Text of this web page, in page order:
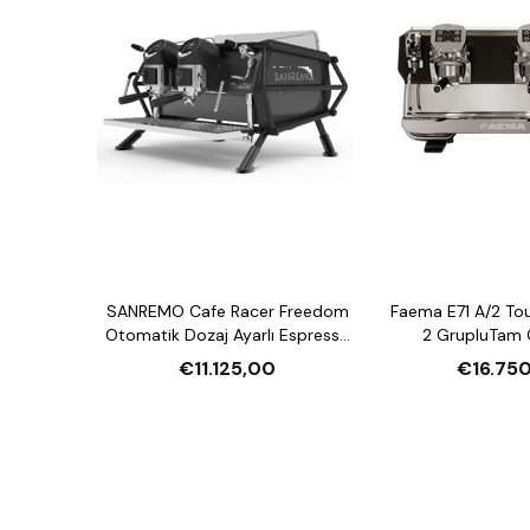
SANREMO Cafe Racer Freedom
Otomatik Dozaj Ayarlı Espresso
Kahve Makinesi
€11.125,00
Faema E71 A/2
2
Espresso